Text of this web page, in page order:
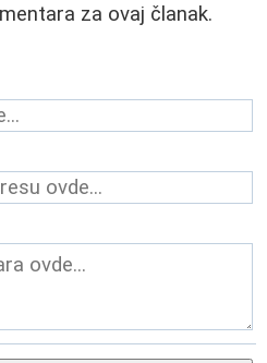
za ovaj članak.